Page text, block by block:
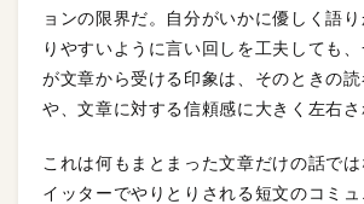
ョンの限界だ。自分がいかに優しく語
りやすいように言い回しを工夫しても
が文章から受ける印象は、そのときの
や、文章に対する信頼感に大きく左右さ
これは何もまとまった文章だけの話で
イッターでやりとりされる短文のコミ